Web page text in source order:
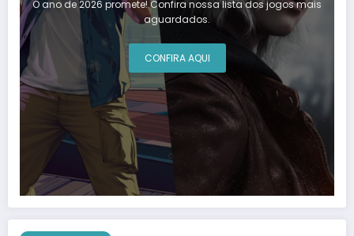
O ano de 2026 promete! Confira nossa lista dos jogos mais
aguardados.
CONFIRA AQUI